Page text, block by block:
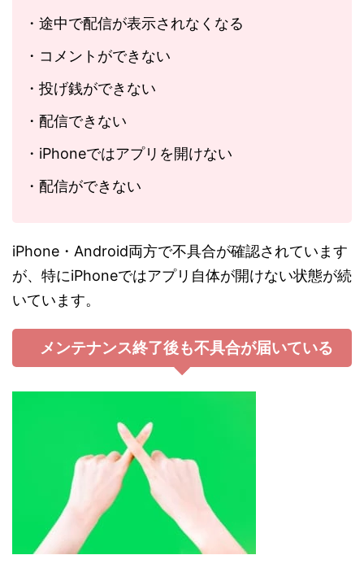
・途中で配信が表示されなくなる
・コメントができない
・投げ銭ができない
・配信できない
・iPhoneではアプリを開けない
・配信ができない
iPhone・Android両方で不具合が確認されています
が、特にiPhoneではアプリ自体が開けない状態が続
いています。
メンテナンス終了後も不具合が届いている